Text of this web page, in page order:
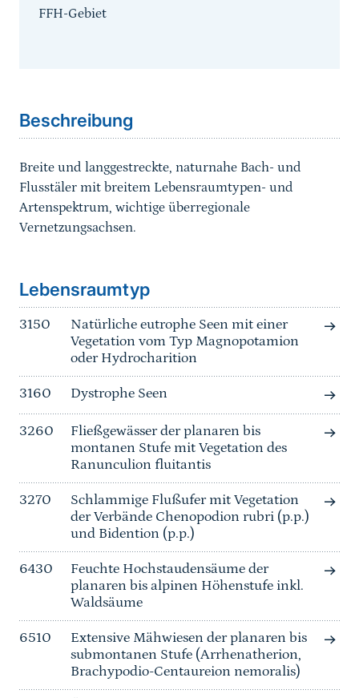
FFH-Gebiet
Beschreibung
Breite und langgestreckte, naturnahe Bach- und
Flusstäler mit breitem Lebensraumtypen- und
Artenspektrum, wichtige überregionale
Vernetzungsachsen.
Lebensraumtyp
3150
Natürliche eutrophe Seen mit einer
Vegetation vom Typ Magnopotamion
oder Hydrocharition
3160 Dystrophe Seen
3260
Fließgewässer der planaren bis
montanen Stufe mit Vegetation des
Ranunculion fluitantis
3270
Schlammige Flußufer mit Vegetation
der Verbände Chenopodion rubri (p.p.)
und Bidention (p.p.)
6430
Feuchte Hochstaudensäume der
planaren bis alpinen Höhenstufe inkl.
Waldsäume
6510
Extensive Mähwiesen der planaren bis
submontanen Stufe (Arrhenatherion,
Brachypodio-Centaureion nemoralis)